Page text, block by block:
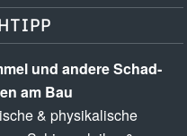
und andere Schad­­
am Bau
& physikalische